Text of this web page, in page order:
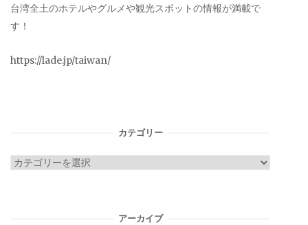
台湾全土のホテルやグルメや観光スポットの情報が満載で
す！
https://lade.jp/taiwan/
カテゴリー
カ
アーカイブ